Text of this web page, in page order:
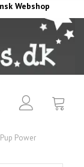
Webshop
Power